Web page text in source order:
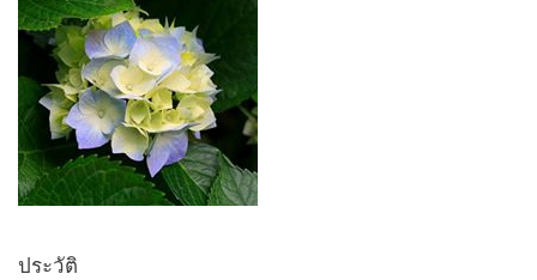
ประวัติ